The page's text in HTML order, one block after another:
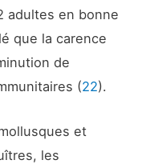
adultes en bonne
que la carence
de
(22).
et
les